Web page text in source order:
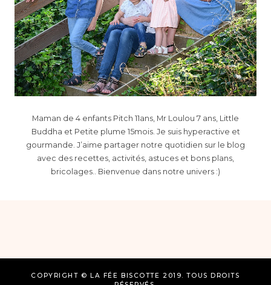
Maman de 4 enfants Pitch 11ans, Mr Loulou 7 ans, Little
Buddha et Petite plume 15mois. Je suis hyperactive et
gourmande. J’aime partager notre quotidien sur le blog
avec des recettes, activités, astuces et bons plans,
bricolages.. Bienvenue dans notre univers :)
COPYRIGHT © LA FÉE BISCOTTE 2019. TOUS DROITS